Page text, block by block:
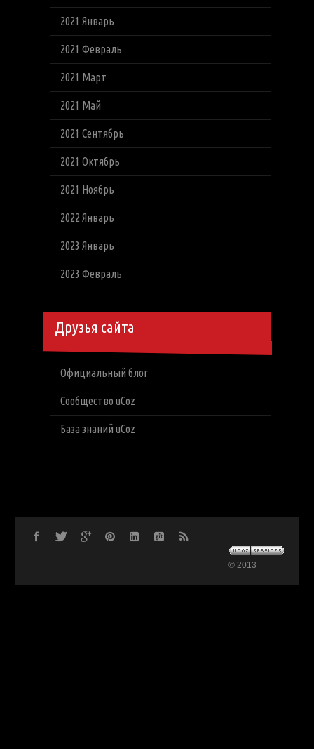
2021 Январь
2021 Февраль
2021 Март
2021 Май
2021 Сентябрь
2021 Октябрь
2021 Ноябрь
2022 Январь
2023 Январь
2023 Февраль
Друзья сайта
Официальный блог
Сообщество uCoz
База знаний uCoz
© 2013